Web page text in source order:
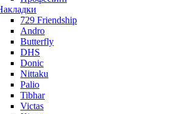
729 Friendship
Andro
Butterfly
DHS
Donic
Nittaku
Palio
Tibhar
Victas